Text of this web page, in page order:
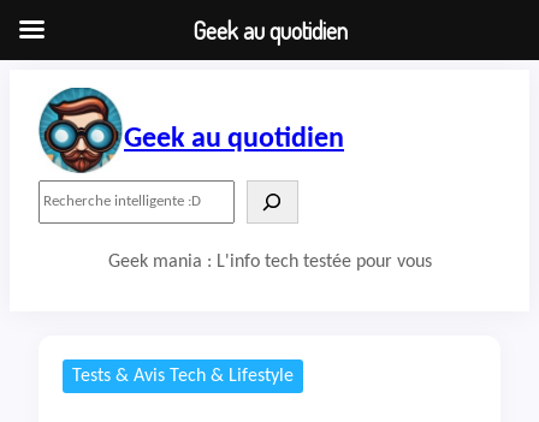
contenu
Geek au quotidien
Geek mania : L'info tech testée pour vous
Tests & Avis Tech & Lifestyle
Geek au quotidien